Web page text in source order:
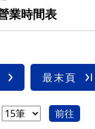
業時間表
最末頁
前往